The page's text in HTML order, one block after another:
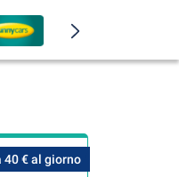
40 € al giorno